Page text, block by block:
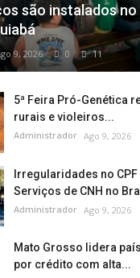
são instalados
9, 2026 0 11
5ª Feira Pró-Genética
rurais e violeiros...
Administrador Ago 9, 2026
Irregularidades no CPF
Serviços de CNH no
Administrador Ago 9, 2026
Mato Grosso lidera
por crédito com alta...